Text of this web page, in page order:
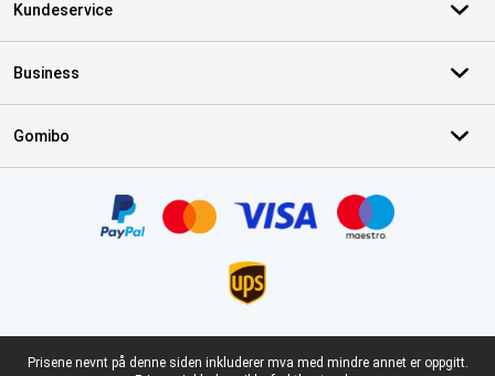
Kundeservice
Business
Gomibo
Juridisk bunntekst
Prisene nevnt på denne siden inkluderer mva med mindre annet er oppgitt.